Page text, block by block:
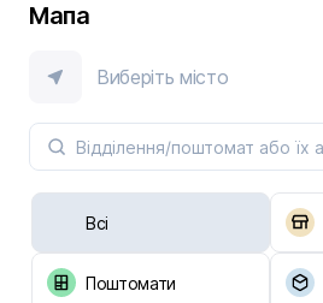
Мапа
Виберіть місто
Всі
Поштомати